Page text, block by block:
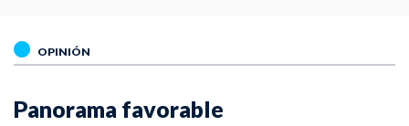
OPINIÓN
Panorama favorable